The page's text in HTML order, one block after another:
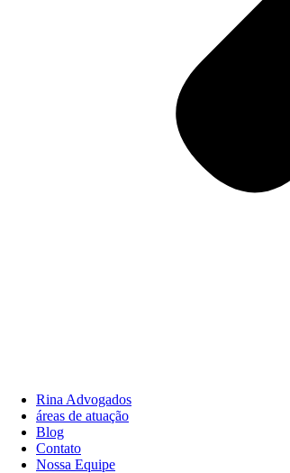
Rina Advogados
áreas de atuação
Blog
Contato
Nossa Equipe